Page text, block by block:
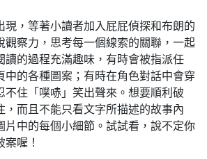
現，等著小讀者加入屁屁偵探和布朗的
觀察力，思考每一個線索的關聯，一起
讀的過程充滿趣味，有時會被指派任
中的各種圖案；有時在角色對話中會穿
不住「噗哧」笑出聲來。想要順利破
，而且不能只看文字所描述的故事內
片中的每個小細節。試試看，說不定你
喔！